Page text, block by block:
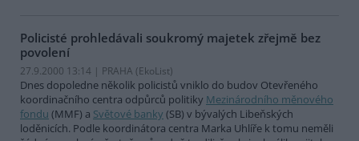
Policisté prohledávali soukromý majetek zřejmě bez
povolení
27.9.2000 13:14 | PRAHA (EkoList)
Dnes dopoledne několik policistů vniklo do budov Otevřeného
koordinačního centra odpůrců politiky Mezinárodního měnového
fondu (MMF) a Světové banky (SB) v bývalých Libeňských
loděnicích. Podle koordinátora centra Marka Uhlíře k tomu neměli